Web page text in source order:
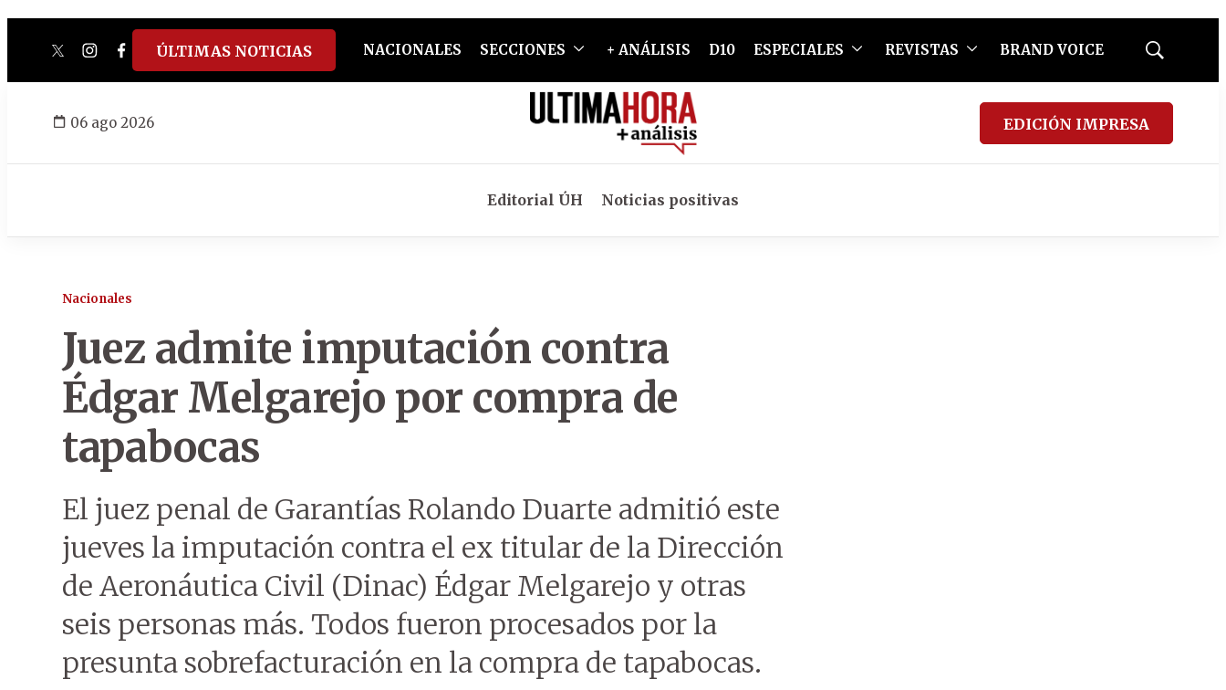
twitterinstagram
facebook
tiktokyoutube
spotify
ÚLTIMAS NOTICIAS NACIONALES SECCIONES + ANÁLISIS D10 ESPECIALES REVISTAS BRAND VOICE
Mostrar
06 ago 2026 EDICIÓN IMPRESA
Editorial ÚH Noticias positivas
Nacionales
Juez admite imputación contra
Édgar Melgarejo por compra de
tapabocas
El juez penal de Garantías Rolando Duarte admitió este
jueves la imputación contra el ex titular de la Dirección
de Aeronáutica Civil (Dinac) Édgar Melgarejo y otras
seis personas más. Todos fueron procesados por la
presunta sobrefacturación en la compra de tapabocas.